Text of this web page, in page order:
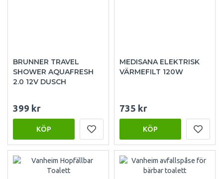
BRUNNER TRAVEL
SHOWER AQUAFRESH
2.0 12V DUSCH
399 kr
KÖP
MEDISANA ELEKTRISK
VÄRMEFILT 120W
735 kr
KÖP